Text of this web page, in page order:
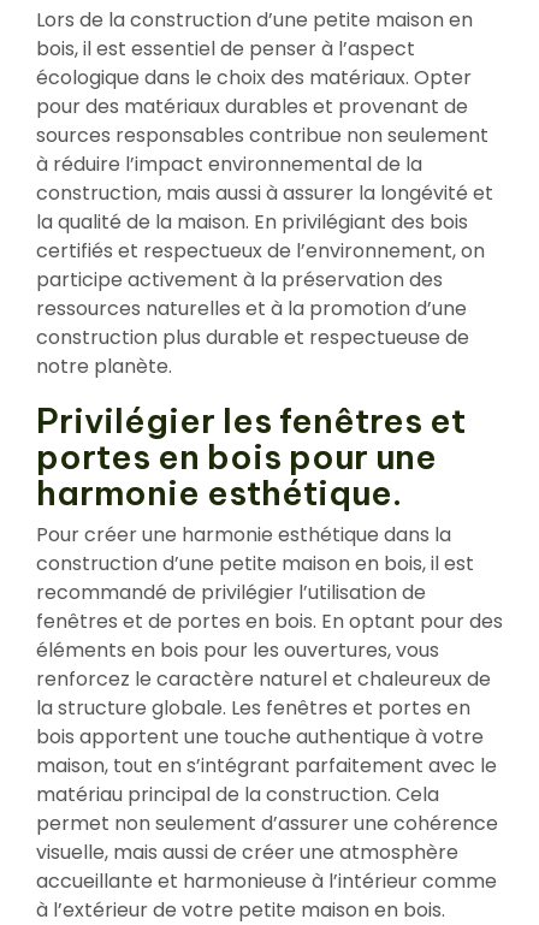
Lors de la construction d’une petite maison en
bois, il est essentiel de penser à l’aspect
écologique dans le choix des matériaux. Opter
pour des matériaux durables et provenant de
sources responsables contribue non seulement
à réduire l’impact environnemental de la
construction, mais aussi à assurer la longévité et
la qualité de la maison. En privilégiant des bois
certifiés et respectueux de l’environnement, on
participe activement à la préservation des
ressources naturelles et à la promotion d’une
construction plus durable et respectueuse de
notre planète.
Privilégier les fenêtres et
portes en bois pour une
harmonie esthétique.
Pour créer une harmonie esthétique dans la
construction d’une petite maison en bois, il est
recommandé de privilégier l’utilisation de
fenêtres et de portes en bois. En optant pour des
éléments en bois pour les ouvertures, vous
renforcez le caractère naturel et chaleureux de
la structure globale. Les fenêtres et portes en
bois apportent une touche authentique à votre
maison, tout en s’intégrant parfaitement avec le
matériau principal de la construction. Cela
permet non seulement d’assurer une cohérence
visuelle, mais aussi de créer une atmosphère
accueillante et harmonieuse à l’intérieur comme
à l’extérieur de votre petite maison en bois.